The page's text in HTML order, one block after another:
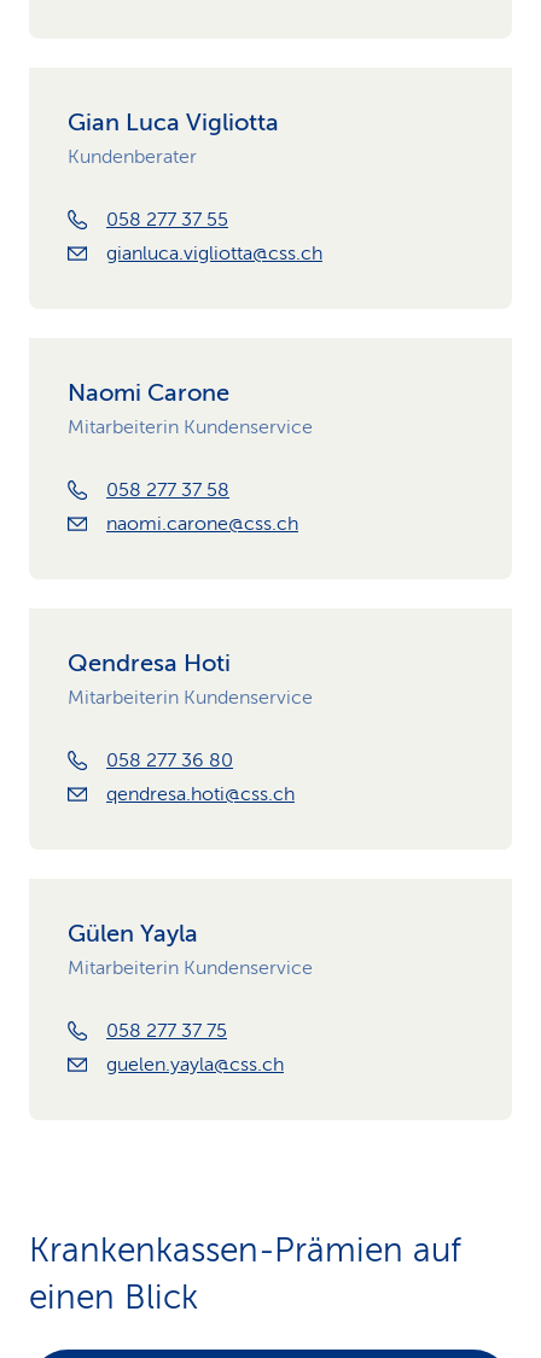
Gian Luca Vigliotta
Kundenberater
058 277 37 55
gianluca.vigliotta@css.ch
Naomi Carone
Mitarbeiterin Kundenservice
058 277 37 58
naomi.carone@css.ch
Qendresa Hoti
Mitarbeiterin Kundenservice
058 277 36 80
qendresa.hoti@css.ch
Gülen Yayla
Mitarbeiterin Kundenservice
058 277 37 75
guelen.yayla@css.ch
Krankenkassen-Prämien auf
einen Blick